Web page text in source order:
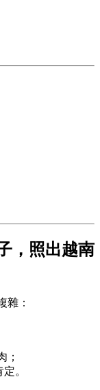
，照出越南
雜：
；
。